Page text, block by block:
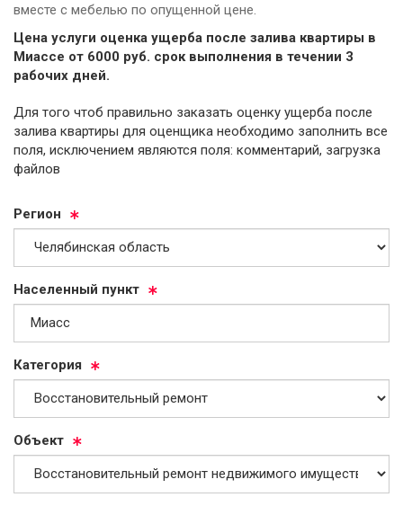
вместе с мебелью по опущенной цене.
Цена услуги оценка ущерба после залива квартиры в
Миассе от 6000 руб. cрок выполнения в течении 3
рабочих дней.
Для того чтоб правильно заказать оценку ущерба после
залива квартиры для оценщика необходимо заполнить все
поля, исключением являются поля: комментарий, загрузка
файлов
Ре­ги­он
На­се­лен­ный пункт
Ка­те­го­рия
Объ­ект